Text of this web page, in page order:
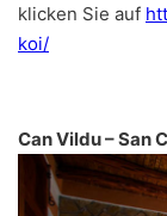
klicken Sie auf
koi/
Can Vildu – San